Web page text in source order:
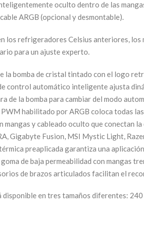
oculto dentro de las
ARGB (opcional y desmontable).
los refrigeradores Celsius anteriores,
para un ajuste experto.
la bomba de cristal tintado con el logo
control automático inteligente ajusta
de la bomba para cambiar del modo
habilitado por ARGB coloca todas
mangas y cableado oculto que conectan
Gigabyte Fusion, MSI Mystic Light,
preaplicada garantiza una
goma de baja permeabilidad con mangas
de brazos articulados facilitan el
disponible en tres tamaños diferentes: 240